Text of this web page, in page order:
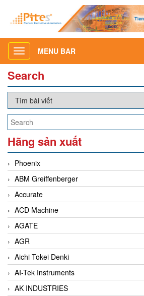
Toggle
navigation
MENU BAR
Search
Hãng sản xuất
Phoenix
ABM Greiffenberger
Accurate
ACD Machine
AGATE
AGR
Aichi Tokei Denki
AI-Tek Instruments
AK INDUSTRIES